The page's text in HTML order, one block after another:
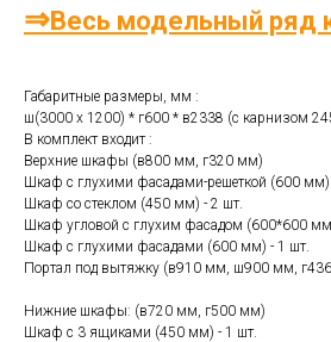
⇒Весь модельный ряд
Габаритные размеры, мм :
ш(3000 х 1200) * г600 * в2338 (с карнизом
В комплект входит :
Верхние шкафы (в800 мм, г320 мм)
Шкаф с глухими фасадами-решеткой (600 мм)
Шкаф со стеклом (450 мм) - 2 шт.
Шкаф угловой с глухим фасадом (600*600
Шкаф с глухими фасадами (600 мм) - 1 шт.
Портал под вытяжку (в910 мм, ш900 мм,
Нижние шкафы: (в720 мм, г500 мм)
Шкаф с 3 ящиками (450 мм) - 1 шт.